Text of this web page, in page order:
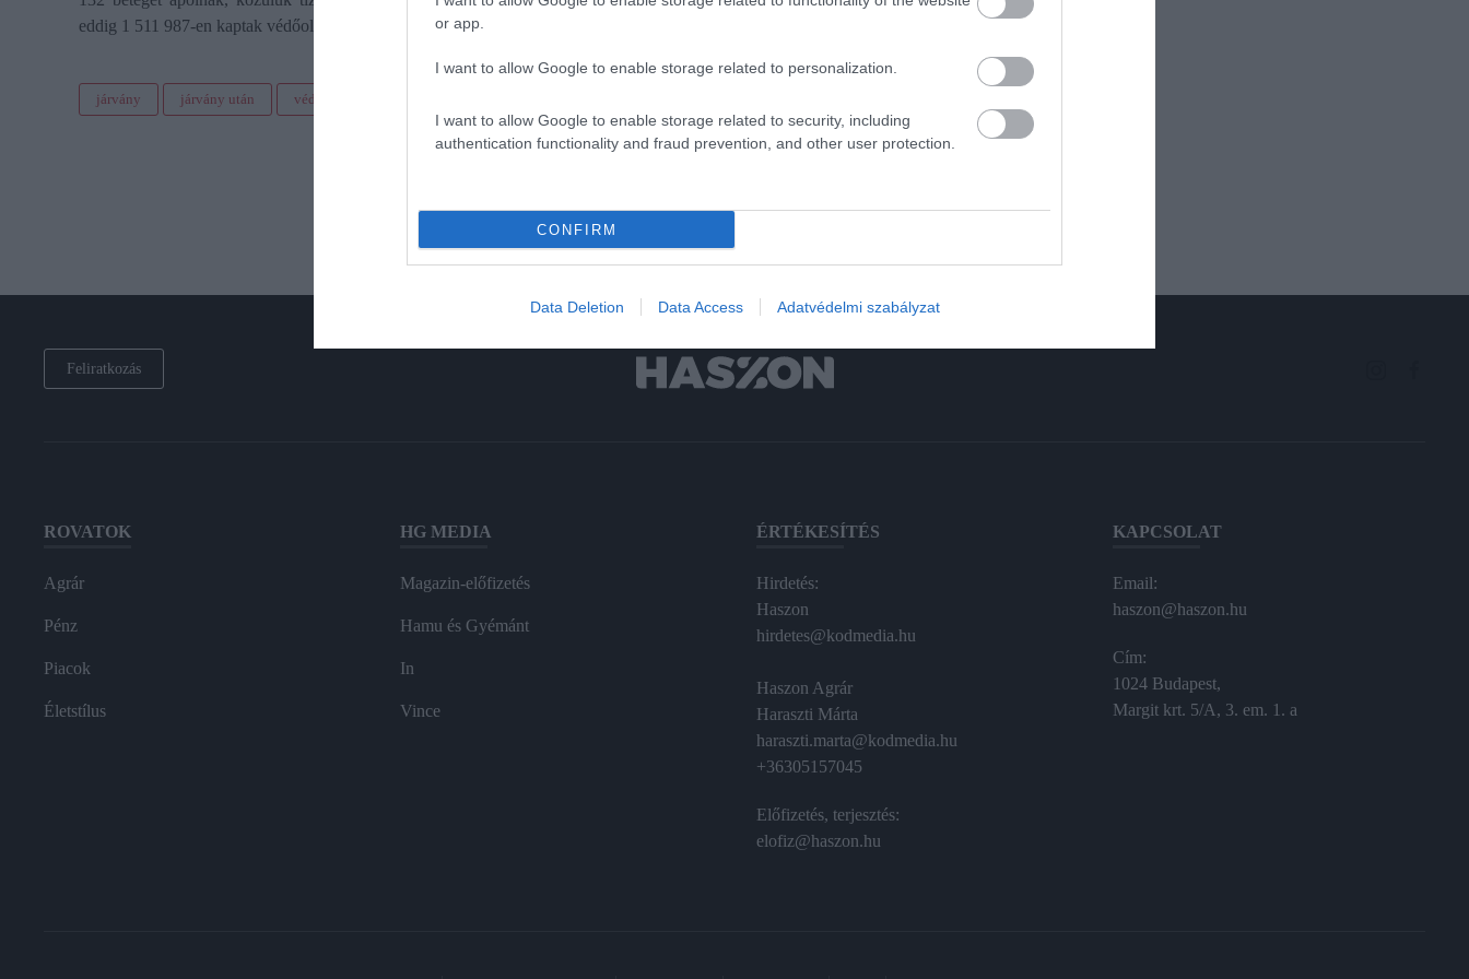
or app.
I want to allow Google to enable storage related to personalization.
I want to allow Google to enable storage related to security, including
authentication functionality and fraud prevention, and other user protection.
CONFIRM
Data Deletion Data Access Adatvédelmi szabályzat
eddig 1 511 987-en kaptak védőoltást, közülük 1 175 528-an már a második adagot is.
járvány járvány után védettségi igazolvány
Feliratkozás
ROVATOK
Agrár
Pénz
Piacok
Életstílus
HG MEDIA
Magazin-előfizetés
Hamu és Gyémánt
In
Vince
ÉRTÉKESÍTÉS
Hirdetés:
Haszon
hirdetes@kodmedia.hu
Haszon Agrár
Haraszti Márta
haraszti.marta@kodmedia.hu
+36305157045
Előfizetés, terjesztés:
elofiz@haszon.hu
KAPCSOLAT
Email:
haszon@haszon.hu
Cím:
1024 Budapest,
Margit krt. 5/A, 3. em. 1. a